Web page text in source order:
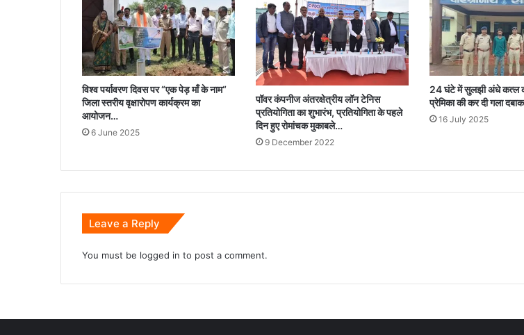
विश्व पर्यावरण दिवस पर “एक पेड़ माँ के नाम“
जिला स्तरीय वृक्षारोपण कार्यक्रम का
आयोजन…
6 June 2025
पॉवर कंपनीज अंतरक्षेत्रीय लॉन टेनिस
प्रतियोगिता का शुभारंभ, प्रतियोगिता के पहले
दिन हुए रोमांचक मुकाबले…
9 December 2022
24 घंटे में सुलझी अंधे कत्ल
प्रेमिका की कर दी गला
16 July 2025
Leave a Reply
You must be logged in to post a comment.